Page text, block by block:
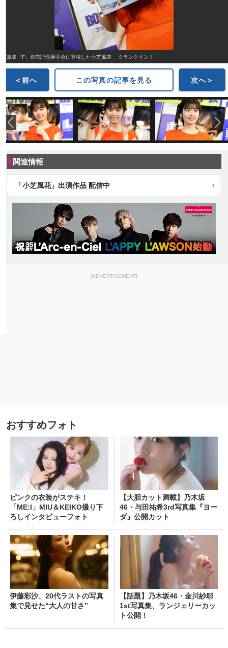
写真集『F』発売記念握手会に登場した小芝風花 クランクイン！
＜前へ この写真の記事を見る 次へ＞
関連情報
「小芝風花」出演作品 配信中
[ADVERTISEMENT]
おすすめフォト
ピンクの衣装がステキ！
「ME:I」MIU＆KEIKO撮り下
ろしインタビューフォト
【大胆カット満載】乃木坂
46・与田祐希3rd写真集『ヨー
ダ』公開カット
伊藤彩沙、20代ラストの写真
集で見せた“大人の甘さ”
【話題】乃木坂46・金川紗耶
1st写真集、ランジェリーカッ
ト公開！